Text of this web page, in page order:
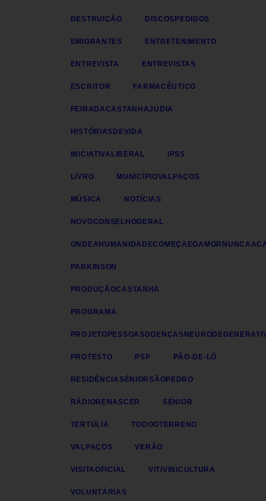
DESTRUIÇÃO DISCOSPEDIDOS
EMIGRANTES ENTRETENIMENTO
ENTREVISTA ENTREVISTAS
ESCRITOR FARMACÊUTICO
FEIRADACASTANHAJUDIA
HISTÓRIASDEVIDA
INICIATIVALIBERAL IPSS
LIVRO MUNICÍPIOVALPAÇOS
MÚSICA NOTÍCIAS
NOVOCONSELHOGERAL
PARKINSON
PRODUÇÃOCASTANHA
PROGRAMA
PROTESTO PSP PÃO-DE-LÓ
RESIDÊNCIASÉNIORSÃOPEDRO
RÁDIORENASCER SÉNIOR
TERTÚLIA TODOOTERRENO
VALPAÇOS VERÃO
VISITAOFICIAL VITIVINICULTURA
VOLUNTÁRIAS